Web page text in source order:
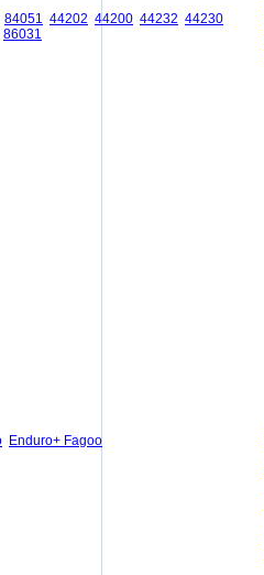
84051 44202 44200 44232 44230
86031
Enduro+ Fagoo